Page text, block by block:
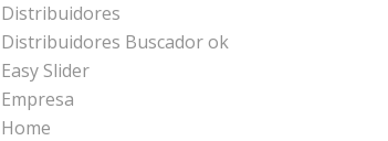
Distribuidores
Distribuidores Buscador ok
Easy Slider
Empresa
Home